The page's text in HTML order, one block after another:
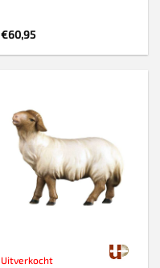
€60,95
Uitverkocht